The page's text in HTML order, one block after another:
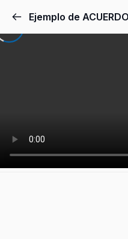
Ejemplo de